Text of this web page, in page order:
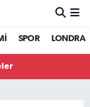
SPOR LONDRA